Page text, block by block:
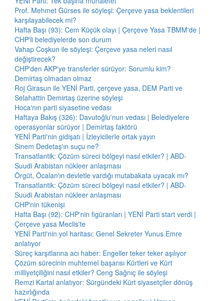
Prof. Mehmet Gürses ile söyleşi: Çerçeve yasa beklentileri
karşılayabilecek mi?
Hafta Başı (93): Cem Küçük olayı | Çerçeve Yasa TBMM'de |
CHP'li belediyelerde son durum
Vahap Coşkun ile söyleşi: Çerçeve yasa neleri nasıl
değiştirecek?
CHP'den AKP'ye transferler sürüyor: Sorumlu kim?
Demirtaş olmadan olmaz
Roj Girasun ile YENİ Parti, çerçeve yasa, DEM Parti ve
Selahattin Demirtaş üzerine söyleşi
Hoca'nın parti siyasetine vedası
Haftaya Bakış (326): Davutoğlu'nun vedası | Belediyelere
operasyonlar sürüyor | Demirtaş faktörü
YENİ Parti'nin gidişatı | İzleyicilerle ortak yayın
Sinem Dedetaş'ın suçu ne?
Transatlantik: Çözüm süreci bölgeyi nasıl etkiler? | ABD-
Suudi Arabistan nükleer anlaşması
Örgüt, Öcalan'ın devletle vardığı mutabakata uyacak mı?
Transatlantik: Çözüm süreci bölgeyi nasıl etkiler? | ABD-
Suudi Arabistan nükleer anlaşması
CHP'nin tükenişi
Hafta Başı (92): CHP'nin figüranları | YENİ Parti start verdi |
Çerçeve yasa Meclis'te
YENİ Parti'nin yol haritası: Genel Sekreter Yunus Emre
anlatıyor
Süreç karşıtlarına acı haber: Engeller teker teker aşılıyor
Çözüm sürecinin muhtemel başarısı Kürtleri ve Kürt
milliyetçiliğini nasıl etkiler? Ceng Sağnıç ile söyleşi
Remzi Kartal anlatıyor: Sürgündeki Kürt siyasetçiler dönüş
hazırlığında